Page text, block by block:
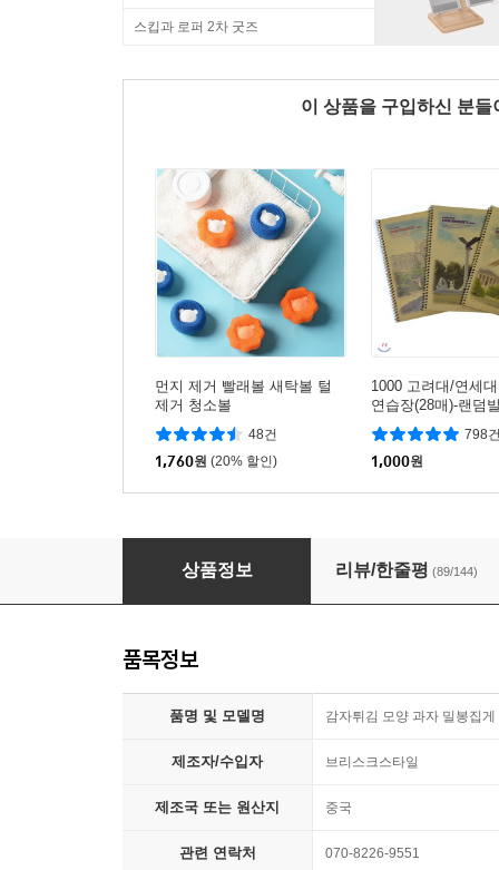
스킵과 로퍼 2차 굿즈
이 상품을 구입하신 분
먼지 제거 빨래볼 새탁볼 털
제거 청소볼
48건
1,760원 (20% 할인)
1000 고려대/연세
연습장(28매)-랜덤
798
1,000원
감자튀김 모양 과자 밀봉집게 (12개 세트)
상품정보 리뷰/한줄평 (89/144)
품목정보
품명 및 모델명 감자튀김 모양 과자 밀봉집
제조자/수입자 브리스크스타일
제조국 또는 원산지 중국
관련 연락처 070-8226-9551